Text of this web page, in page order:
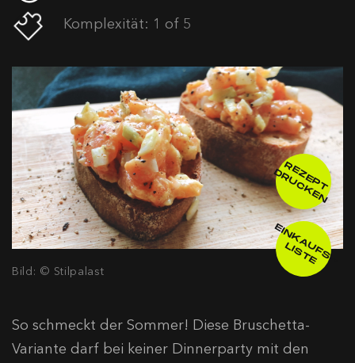
Komplexität: 1 of 5
Bild: © Stilpalast
R
E
Z
E
P
T
D
R
U
C
K
E
N
E
IN
K
A
U
F
S
-
L
IS
T
E
So schmeckt der Sommer! Diese Bruschetta-
Variante darf bei keiner Dinnerparty mit den